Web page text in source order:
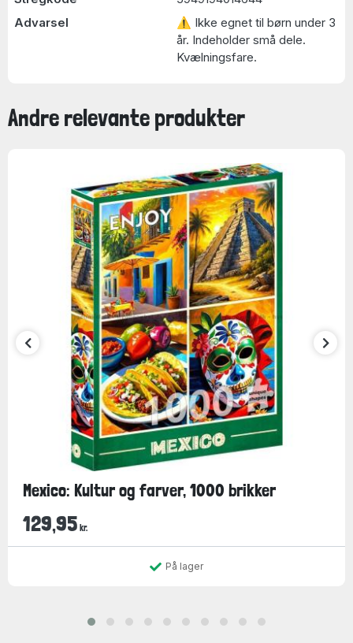
Advarsel
⚠ Ikke egnet til børn under 3
år. Indeholder små dele.
Kvælningsfare.
Andre relevante produkter
Mexico: Kultur og farver, 1000 brikker
129,95 kr.
På lager